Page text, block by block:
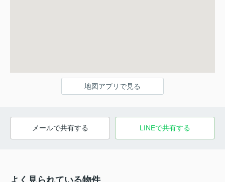
地図アプリで見る
メールで共有する LINEで共有する
よく見られている物件